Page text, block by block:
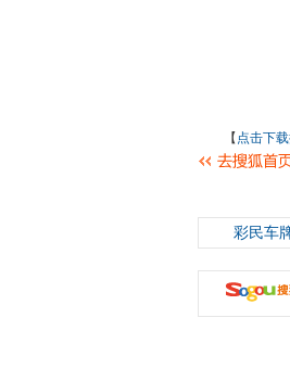
【 点击下
彩民车